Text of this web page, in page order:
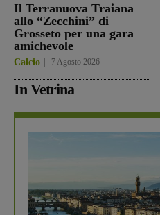
Il Terranuova Traiana
allo “Zecchini” di
Grosseto per una gara
amichevole
Calcio 7 Agosto 2026
In Vetrina